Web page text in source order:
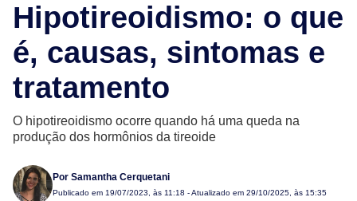
Hipotireoidismo: o que
é, causas, sintomas e
tratamento
O hipotireoidismo ocorre quando há uma queda na
produção dos hormônios da tireoide
Por Samantha Cerquetani
Publicado em 19/07/2023, às 11:18 - Atualizado em 29/10/2025, às 15:35